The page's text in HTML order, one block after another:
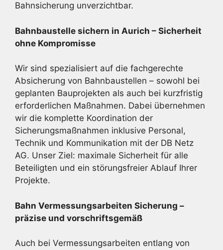
Bahnsicherung unverzichtbar.
Bahnbaustelle sichern in Aurich – Sicherheit
ohne Kompromisse
Wir sind spezialisiert auf die fachgerechte
Absicherung von Bahnbaustellen – sowohl bei
geplanten Bauprojekten als auch bei kurzfristig
erforderlichen Maßnahmen. Dabei übernehmen
wir die komplette Koordination der
Sicherungsmaßnahmen inklusive Personal,
Technik und Kommunikation mit der DB Netz
AG. Unser Ziel: maximale Sicherheit für alle
Beteiligten und ein störungsfreier Ablauf Ihrer
Projekte.
Bahn Vermessungsarbeiten Sicherung –
präzise und vorschriftsgemäß
Auch bei Vermessungsarbeiten entlang von